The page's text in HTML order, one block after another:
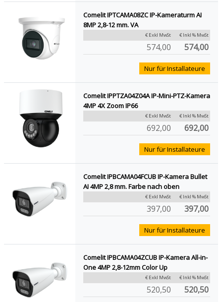
Comelit IPTCAMA08ZC IP-Kameraturm AI
8MP 2,8-12 mm. VA
€ Exkl MwSt € Inkl % MwSt
574,00 574,00
Nur für Installateure
Comelit IPPTZA04Z04A IP-Mini-PTZ-Kamera
4MP 4X Zoom IP66
€ Exkl MwSt € Inkl % MwSt
692,00 692,00
Nur für Installateure
Comelit IPBCAMA04FCUB IP-Kamera Bullet
AI 4MP 2,8 mm. Farbe nach oben
€ Exkl MwSt € Inkl % MwSt
397,00 397,00
Nur für Installateure
Comelit IPBCAMA04ZCUB IP-Kamera All-in-
One 4MP 2,8-12mm Color Up
€ Exkl MwSt € Inkl % MwSt
520,50 520,50